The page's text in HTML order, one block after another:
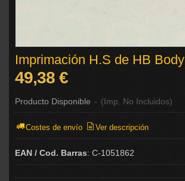
Imprimación H.S de HB Body
49,38 €
Producto Disponible - (Imp. No Incluidos)
Costes de envío Ver descripción
EAN / Cod. Barras: C-1051862